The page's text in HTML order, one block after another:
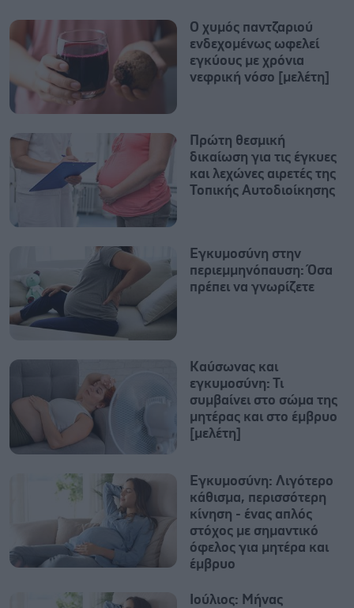
Ο χυμός παντζαριού
ενδεχομένως ωφελεί
εγκύους με χρόνια
νεφρική νόσο [μελέτη]
Πρώτη θεσμική
δικαίωση για τις έγκυες
και λεχώνες αιρετές της
Τοπικής Αυτοδιοίκησης
Εγκυμοσύνη στην
περιεμμηνόπαυση: Όσα
πρέπει να γνωρίζετε
Καύσωνας και
εγκυμοσύνη: Τι
συμβαίνει στο σώμα της
μητέρας και στο έμβρυο
[μελέτη]
Εγκυμοσύνη: Λιγότερο
κάθισμα, περισσότερη
κίνηση - ένας απλός
στόχος με σημαντικό
όφελος για μητέρα και
έμβρυο
Ιούλιος: Μήνας